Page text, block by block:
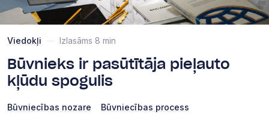
Viedokļi Izlasāms 8 min
Būvnieks ir pasūtītāja pieļauto
kļūdu spogulis
Būvniecības nozare
Būvniecības process